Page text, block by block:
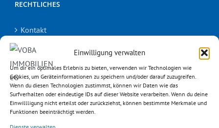
Einwilligung verwalten
Um dir ein optimales Erlebnis zu bieten, verwenden wir Technologien wie
Cookies, um Geräteinformationen zu speichern und/oder darauf zuzugreifen.
Wenn du diesen Technologien zustimmst, können wir Daten wie das
Surfverhalten oder eindeutige IDs auf dieser Website verarbeiten. Wenn du deine
Einwillligung nicht erteilst oder zurückziehst, können bestimmte Merkmale und
Funktionen beeinträchtigt werden.
Dienste verwalten
RECHTLICHES
Kontakt
Impressum
Datenschutz
Barrierefreiheitserklärung
Widerrufsrecht